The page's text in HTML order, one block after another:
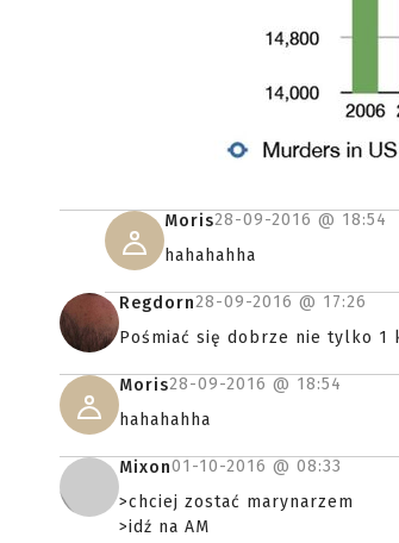
Moris28-09-2016 @ 18:54
hahahahha
Regdorn28-09-2016 @ 17:26
Pośmiać się dobrze nie tylko 1
Moris28-09-2016 @ 18:54
hahahahha
Mixon01-10-2016 @ 08:33
>chciej zostać marynarzem
>idź na AM